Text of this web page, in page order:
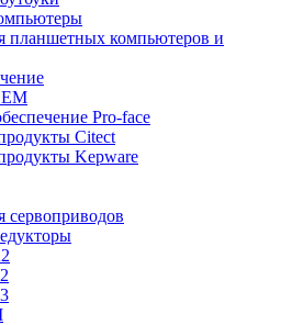
планшетных компьютеров и
Pro-face
Citect
Kepware
сервоприводов